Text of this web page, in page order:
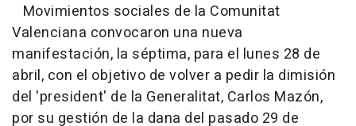
Movimientos sociales de la Comunitat
Valenciana convocaron una nueva
manifestación, la séptima, para el lunes 28 de
abril, con el objetivo de volver a pedir la dimisión
del 'president' de la Generalitat, Carlos Mazón,
por su gestión de la dana del pasado 29 de